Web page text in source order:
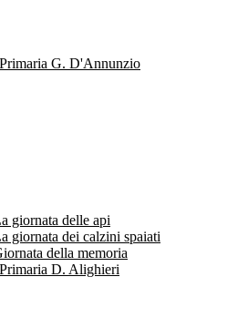
G. D'Annunzio
giornata delle api
giornata dei calzini spaiati
della memoria
D. Alighieri